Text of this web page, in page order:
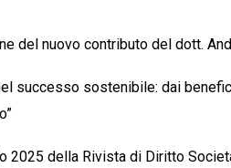
del nuovo contributo del dott.
successo sostenibile: dai
2025 della Rivista di Diritto